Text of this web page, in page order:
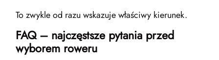
To zwykle od razu wskazuje właściwy kierunek.
FAQ – najczęstsze pytania przed
wyborem roweru